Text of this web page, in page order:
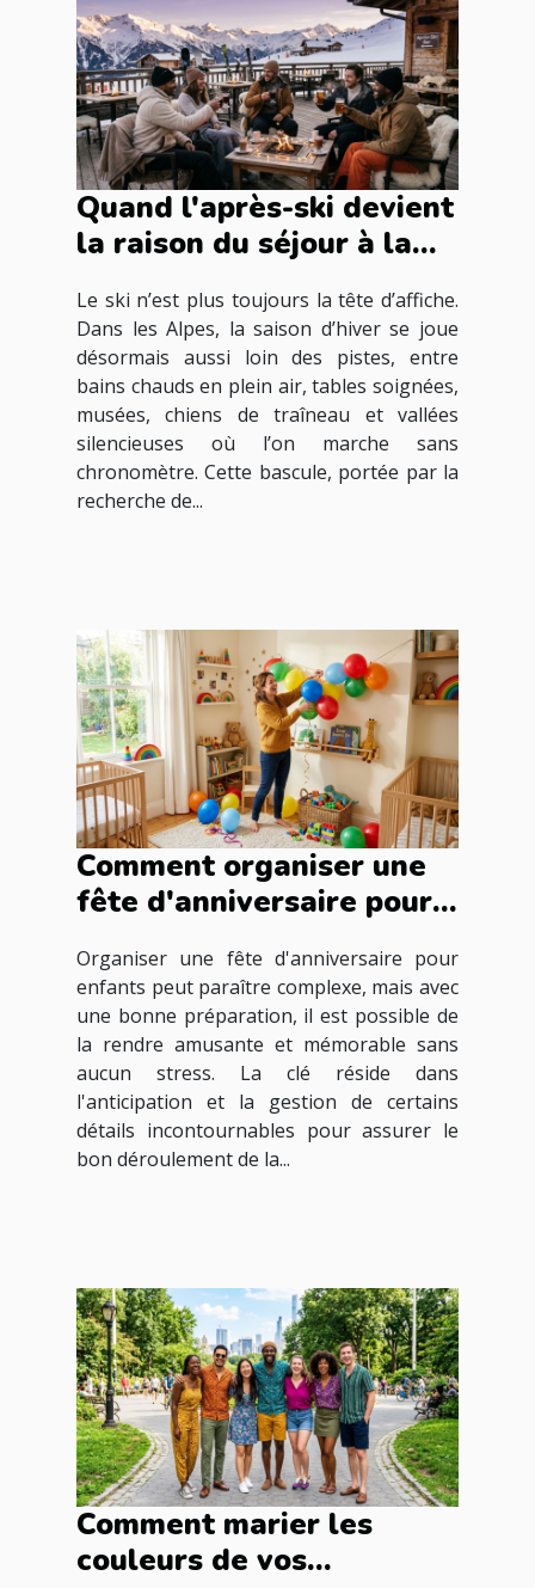
Quand l'après-ski devient
la raison du séjour à la
Le ski n’est plus toujours la tête d’affiche.
Dans les Alpes, la saison d’hiver se joue
désormais aussi loin des pistes, entre
bains chauds en plein air, tables soignées,
musées, chiens de traîneau et vallées
silencieuses où l’on marche sans
chronomètre. Cette bascule, portée par la
recherche de...
Comment organiser une
fête d'anniversaire pour
Organiser une fête d'anniversaire pour
enfants peut paraître complexe, mais avec
une bonne préparation, il est possible de
la rendre amusante et mémorable sans
aucun stress. La clé réside dans
l'anticipation et la gestion de certains
détails incontournables pour assurer le
bon déroulement de la...
Comment marier les
couleurs de vos